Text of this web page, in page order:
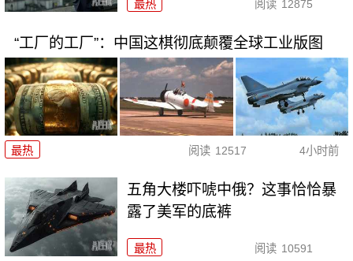
最热 阅读 12875
“工厂的工厂”：中国这棋彻底颠覆全球工业版图
最热 阅读 12517 4小时前
五角大楼吓唬中俄？这事恰恰暴
露了美军的底裤
最热 阅读 10591